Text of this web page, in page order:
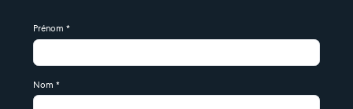
Prénom *
Nom *